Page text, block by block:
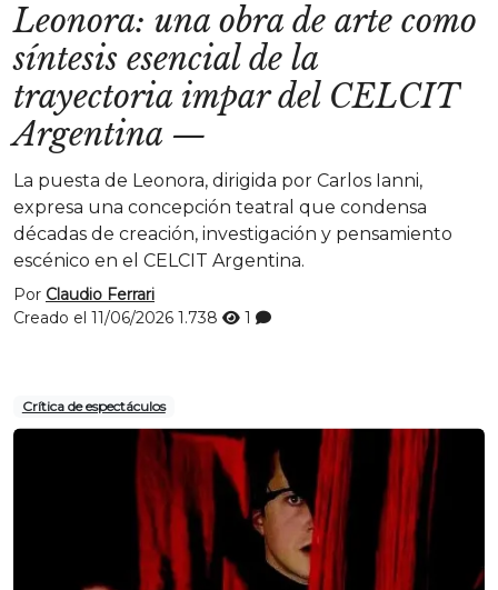
Leonora: una obra de arte como
síntesis esencial de la
trayectoria impar del CELCIT
Argentina —
La puesta de Leonora, dirigida por Carlos Ianni,
expresa una concepción teatral que condensa
décadas de creación, investigación y pensamiento
escénico en el CELCIT Argentina.
Por Claudio Ferrari
Creado el 11/06/2026 1.738 1
Crítica de espectáculos